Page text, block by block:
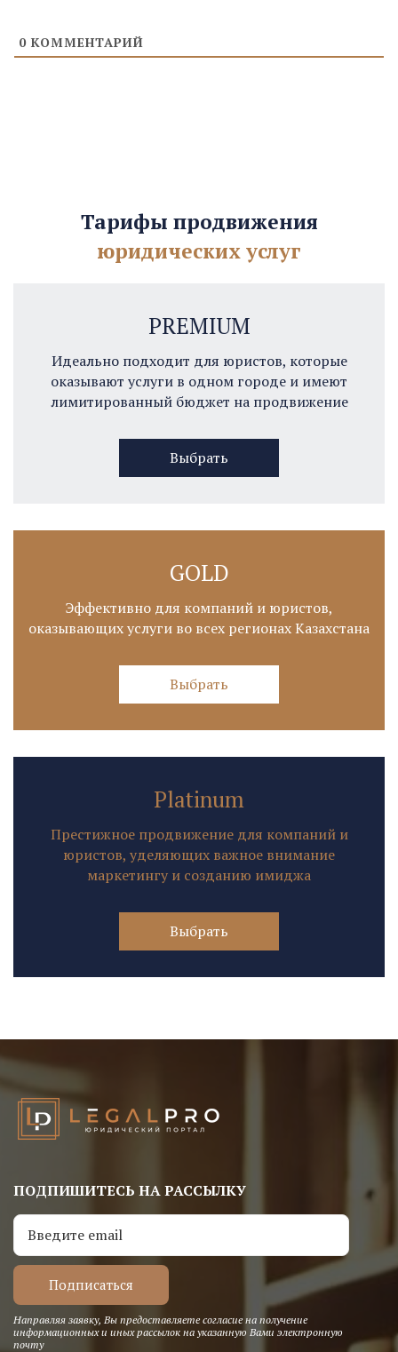
0 КОММЕНТАРИЙ
Тарифы продвижения
юридических услуг
PREMIUM
Идеально подходит для юристов, которые
оказывают услуги в одном городе и имеют
лимитированный бюджет на продвижение
Выбрать
GOLD
Эффективно для компаний и юристов,
оказывающих услуги во всех регионах Казахстана
Выбрать
Platinum
Престижное продвижение для компаний и
юристов, уделяющих важное внимание
маркетингу и созданию имиджа
Выбрать
ПОДПИШИТЕСЬ НА РАССЫЛКУ
Направляя заявку, Вы предоставляете согласие на получение
информационных и иных рассылок на указанную Вами электронную
почту